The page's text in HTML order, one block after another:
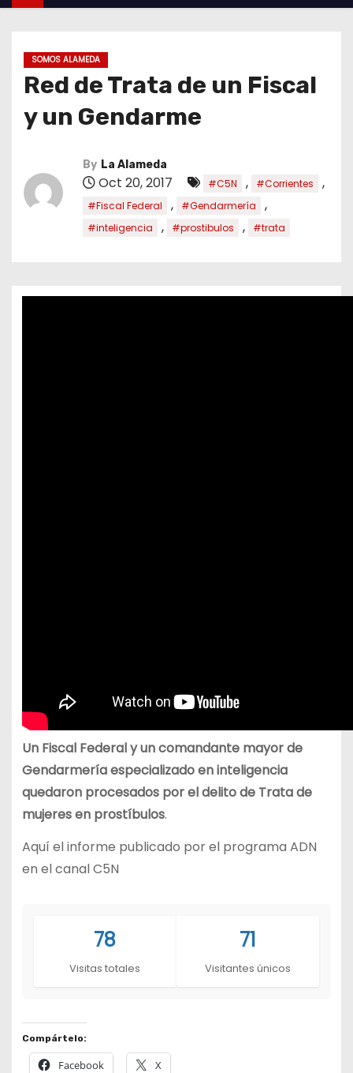
SOMOS ALAMEDA
Red de Trata de un Fiscal
y un Gendarme
By La Alameda
Oct 20, 2017 #C5N , #Corrientes ,
#Fiscal Federal , #Gendarmería ,
#inteligencia , #prostibulos , #trata
Un Fiscal Federal y un comandante mayor de
Gendarmería especializado en inteligencia
quedaron procesados por el delito de Trata de
mujeres en prostíbulos.
Aquí el informe publicado por el programa ADN
en el canal C5N
78
Visitas totales
71
Visitantes únicos
Compártelo:
Facebook X